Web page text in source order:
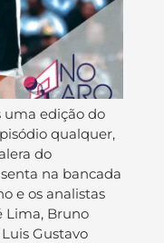
uma edição do
qualquer,
do
na bancada
e os analistas
Lima, Bruno
Gustavo